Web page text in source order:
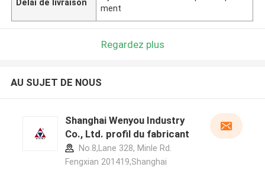
Délai de livraison
ment
Regardez plus
AU SUJET DE NOUS
Shanghai Wenyou Industry
Co., Ltd. profil du fabricant
No.8,Lane 328, Minle Rd.
Fengxian 201419,Shanghai